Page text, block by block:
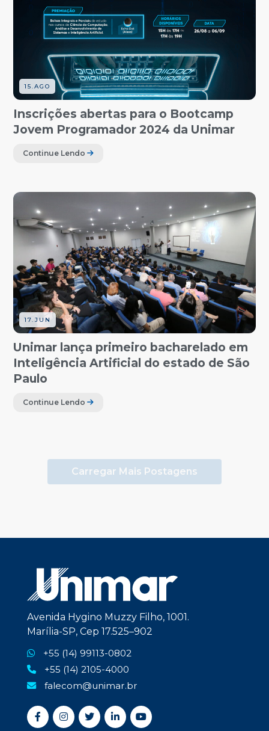
15.AGO
Inscrições abertas para o Bootcamp
Jovem Programador 2024 da Unimar
Continue Lendo
17.JUN
Unimar lança primeiro bacharelado em
Inteligência Artificial do estado de São
Paulo
Continue Lendo
Carregar Mais Postagens
Avenida Hygino Muzzy Filho, 1001.
Marília-SP, Cep 17.525–902
+55 (14) 99113-0802
+55 (14) 2105-4000
falecom@unimar.br